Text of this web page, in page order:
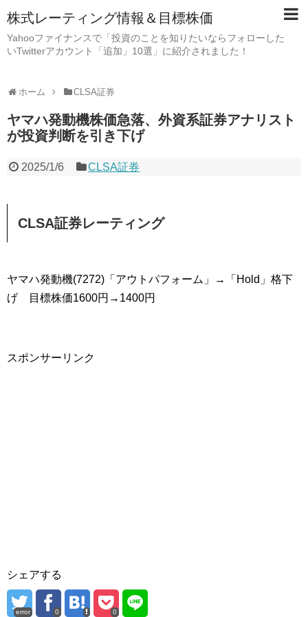
株式レーティング情報＆目標株価
Yahooファイナンスで「投資のことを知りたいならフォローした
いTwitterアカウント「追加」10選」に紹介されました！
ホーム CLSA証券
ヤマハ発動機株価急落、外資系証券アナリスト
が投資判断を引き下げ
2025/1/6 CLSA証券
CLSA証券レーティング
ヤマハ発動機(7272)「アウトパフォーム」→「Hold」格下
げ 目標株価1600円→1400円
スポンサーリンク
シェアする
error 0 0